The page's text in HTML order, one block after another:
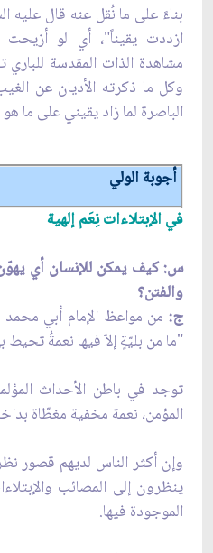
بناءً على ما نُقل عنه قال عليه
ازددت يقيناً"، أي لو
مشاهدة الذات المقدسة للباري
وكل ما ذكرته الأديان عن
الباصرة لما زاد يقيني على ما
أجوبة الولي
في الإبتلاءات نِعَم إلهية
س: كيف يمكن للإنسان أي
والفتن؟
ج: من مواعظ الإمام أبي
"ما من بليّةٍ إلاّ فيها نعمةُ تحيط
توجد في باطن الأحداث
المؤمن، نعمة مخفية مغطّاة
وإن أكثر الناس لديهم قصور
ينظرون إلى المصائب
الموجودة فيها.